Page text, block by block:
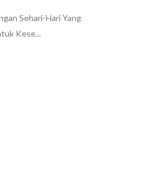
Sehari-Hari Yang
Kese...